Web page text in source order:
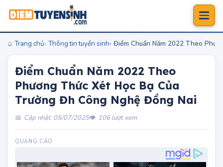
Trang chủ Thông tin tuyển sinh Điểm Chuẩn Năm 2022 Theo
Điểm Chuẩn Năm 2022 Theo
Phương Thức Xét Học Bạ Của
Trường Đh Công Nghệ Đồng Nai
Cập nhật: 05/07/2025 106 lượt xem